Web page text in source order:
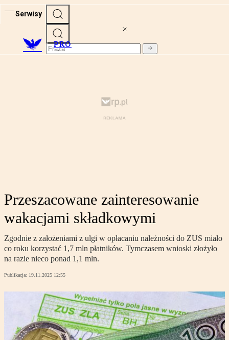
Serwisy
PRO
Przeszacowane zainteresowanie
wakacjami składkowymi
Zgodnie z założeniami z ulgi w opłacaniu należności do ZUS miało
co roku korzystać 1,7 mln płatników. Tymczasem wnioski złożyło
na razie nieco ponad 1,1 mln.
Publikacja: 19.11.2025 12:55